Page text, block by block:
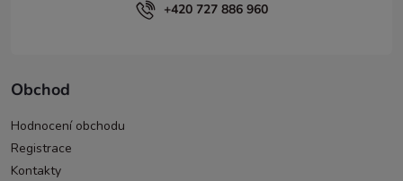
+420 727 886 960
Obchod
Hodnocení obchodu
Registrace
Kontakty